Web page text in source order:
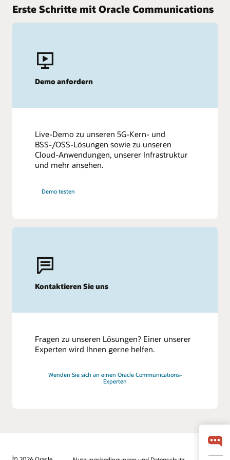
Weitere Einblicke
preisgünstige und flexible Angebote zu bieten.
Erste Schritte mit Oracle Communications
Demo anfordern
Live-Demo zu unseren 5G-Kern- und
BSS-/OSS-Lösungen sowie zu unseren
Cloud-Anwendungen, unserer Infrastruktur
und mehr ansehen.
Demo testen
Kontaktieren Sie uns
Fragen zu unseren Lösungen? Einer unserer
Experten wird Ihnen gerne helfen.
Wenden Sie sich an einen Oracle Communications-
Experten